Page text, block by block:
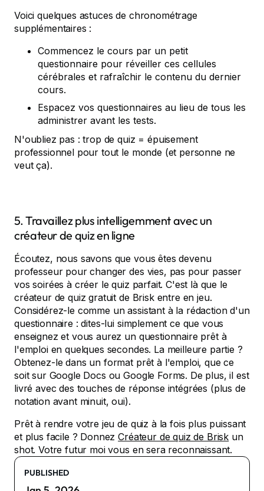
Voici quelques astuces de chronométrage
supplémentaires :
Commencez le cours par un petit
questionnaire pour réveiller ces cellules
cérébrales et rafraîchir le contenu du dernier
cours.
Espacez vos questionnaires au lieu de tous les
administrer avant les tests.
N'oubliez pas : trop de quiz = épuisement
professionnel pour tout le monde (et personne ne
veut ça).
5. Travaillez plus intelligemment avec un
créateur de quiz en ligne
Écoutez, nous savons que vous êtes devenu
professeur pour changer des vies, pas pour passer
vos soirées à créer le quiz parfait. C'est là que le
créateur de quiz gratuit de Brisk entre en jeu.
Considérez-le comme un assistant à la rédaction d'un
questionnaire : dites-lui simplement ce que vous
enseignez et vous aurez un questionnaire prêt à
l'emploi en quelques secondes. La meilleure partie ?
Obtenez-le dans un format prêt à l'emploi, que ce
soit sur Google Docs ou Google Forms. De plus, il est
livré avec des touches de réponse intégrées (plus de
notation avant minuit, oui).
Prêt à rendre votre jeu de quiz à la fois plus puissant
et plus facile ? DonnezCréateur de quiz de Brisk un
shot. Votre futur moi vous en sera reconnaissant.
PUBLISHED